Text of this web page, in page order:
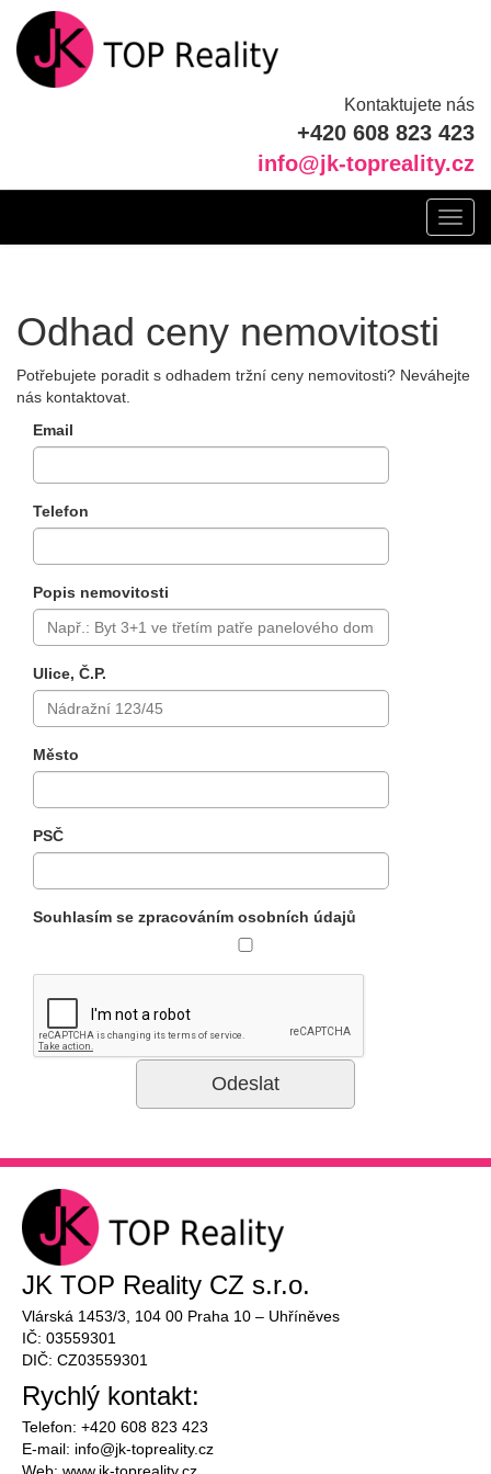
Kontaktujete nás
+420 608 823 423
info@jk-topreality.cz
Odhad ceny nemovitosti
Potřebujete poradit s odhadem tržní ceny nemovitosti? Neváhejte
nás kontaktovat.
Email
Telefon
Popis nemovitosti
Ulice, Č.P.
Město
PSČ
Souhlasím se zpracováním osobních údajů
JK TOP Reality CZ s.r.o.
Vlárská 1453/3, 104 00 Praha 10 – Uhříněves
IČ: 03559301
DIČ: CZ03559301
Rychlý kontakt:
Telefon: +420 608 823 423
E-mail: info@jk-topreality.cz